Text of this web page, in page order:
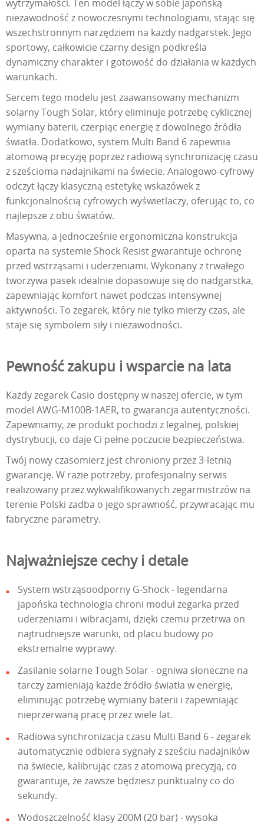
wytrzymałości. Ten model łączy w sobie japońską
niezawodność z nowoczesnymi technologiami, stając się
wszechstronnym narzędziem na każdy nadgarstek. Jego
sportowy, całkowicie czarny design podkreśla
dynamiczny charakter i gotowość do działania w każdych
warunkach.
Sercem tego modelu jest zaawansowany mechanizm
solarny Tough Solar, który eliminuje potrzebę cyklicznej
wymiany baterii, czerpiąc energię z dowolnego źródła
światła. Dodatkowo, system Multi Band 6 zapewnia
atomową precyzję poprzez radiową synchronizację czasu
z sześcioma nadajnikami na świecie. Analogowo-cyfrowy
odczyt łączy klasyczną estetykę wskazówek z
funkcjonalnością cyfrowych wyświetlaczy, oferując to, co
najlepsze z obu światów.
Masywna, a jednocześnie ergonomiczna konstrukcja
oparta na systemie Shock Resist gwarantuje ochronę
przed wstrząsami i uderzeniami. Wykonany z trwałego
tworzywa pasek idealnie dopasowuje się do nadgarstka,
zapewniając komfort nawet podczas intensywnej
aktywności. To zegarek, który nie tylko mierzy czas, ale
staje się symbolem siły i niezawodności.
Pewność zakupu i wsparcie na lata
Każdy zegarek Casio dostępny w naszej ofercie, w tym
model AWG-M100B-1AER, to gwarancja autentyczności.
Zapewniamy, że produkt pochodzi z legalnej, polskiej
dystrybucji, co daje Ci pełne poczucie bezpieczeństwa.
Twój nowy czasomierz jest chroniony przez 3-letnią
gwarancję. W razie potrzeby, profesjonalny serwis
realizowany przez wykwalifikowanych zegarmistrzów na
terenie Polski zadba o jego sprawność, przywracając mu
fabryczne parametry.
Najważniejsze cechy i detale
System wstrząsoodporny G-Shock - legendarna
japońska technologia chroni moduł zegarka przed
uderzeniami i wibracjami, dzięki czemu przetrwa on
najtrudniejsze warunki, od placu budowy po
ekstremalne wyprawy.
Zasilanie solarne Tough Solar - ogniwa słoneczne na
tarczy zamieniają każde źródło światła w energię,
eliminując potrzebę wymiany baterii i zapewniając
nieprzerwaną pracę przez wiele lat.
Radiowa synchronizacja czasu Multi Band 6 - zegarek
automatycznie odbiera sygnały z sześciu nadajników
na świecie, kalibrując czas z atomową precyzją, co
gwarantuje, że zawsze będziesz punktualny co do
sekundy.
Wodoszczelność klasy 200M (20 bar) - wysoka